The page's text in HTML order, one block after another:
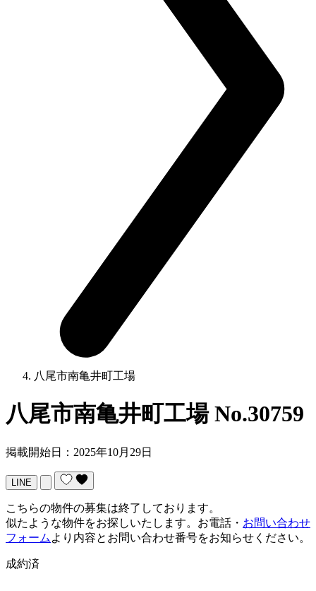
八尾市南亀井町工場
八尾市南亀井町工場No.30759
掲載開始日：2025年10月29日
LINE
こちらの物件の募集は終了しております。
似たような物件をお探しいたします。お電話・ お問い合わせ
フォーム より内容とお問い合わせ番号をお知らせください。
成約済